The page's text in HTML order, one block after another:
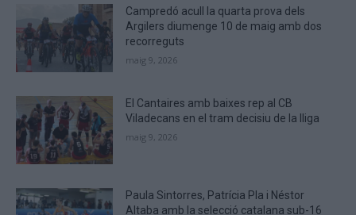
Campredó acull la quarta prova dels
Argilers diumenge 10 de maig amb dos
recorreguts
maig 9, 2026
El Cantaires amb baixes rep al CB
Viladecans en el tram decisiu de la lliga
maig 9, 2026
Paula Sintorres, Patrícia Pla i Néstor
Altaba amb la selecció catalana sub-16